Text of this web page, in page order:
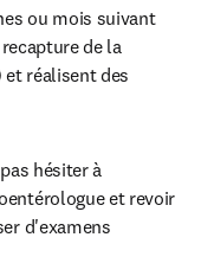
ou mois suivant
de la
et réalisent des
hésiter à
et revoir
d'examens